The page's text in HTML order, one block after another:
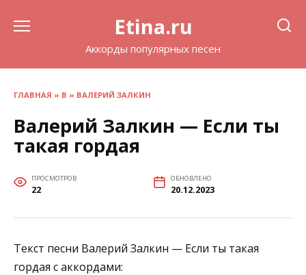
Etina.ru
Аккорды популярных песен
ГЛАВНАЯ » В » ВАЛЕРИЙ ЗАЛКИН
Валерий Залкин — Если ты
такая гордая
ПРОСМОТРОВ
22
ОБНОВЛЕНО
20.12.2023
Текст песни Валерий Залкин — Если ты такая
гордая с аккордами: